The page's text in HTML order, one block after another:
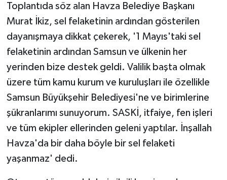
Toplantıda söz alan Havza Belediye Başkanı
Murat İkiz, sel felaketinin ardından gösterilen
dayanışmaya dikkat çekerek, '1 Mayıs'taki sel
felaketinin ardından Samsun ve ülkenin her
yerinden bize destek geldi. Valilik başta olmak
üzere tüm kamu kurum ve kuruluşları ile özellikle
Samsun Büyükşehir Belediyesi'ne ve birimlerine
şükranlarımı sunuyorum. SASKİ, itfaiye, fen işleri
ve tüm ekipler ellerinden geleni yaptılar. İnşallah
Havza'da bir daha böyle bir sel felaketi
yaşanmaz' dedi.